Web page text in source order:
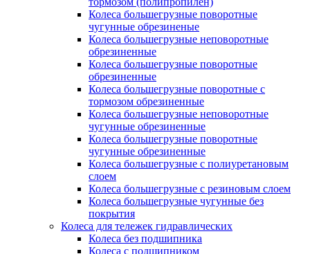
Колеса большегрузные поворотные
чугунные обрезиненые
Колеса большегрузные неповоротные
обрезиненные
Колеса большегрузные поворотные
обрезиненные
Колеса большегрузные поворотные с
тормозом обрезиненные
Колеса большегрузные неповоротные
чугунные обрезиненные
Колеса большегрузные поворотные
чугунные обрезиненные
Колеса большегрузные с полиуретановым
слоем
Колеса большегрузные с резиновым слоем
Колеса большегрузные чугунные без
покрытия
Колеса для тележек гидравлических
Колеса без подшипника
Колеса с подшипником